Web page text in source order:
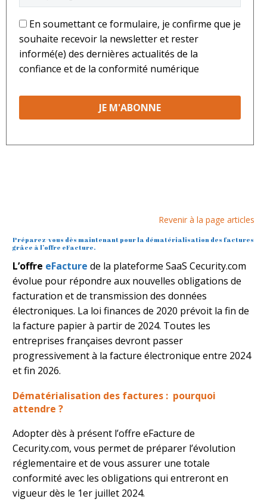
* En soumettant ce formulaire, je confirme que je
souhaite recevoir la newsletter et rester
informé(e) des dernières actualités de la
confiance et de la conformité numérique
Revenir à la page articles
Préparez-vous dès maintenant pour la dématérialisation des factures
grâce à l’offre eFacture.
L’offre eFacture de la plateforme SaaS Cecurity.com
évolue pour répondre aux nouvelles obligations de
facturation et de transmission des données
électroniques. La loi finances de 2020 prévoit la fin de
la facture papier à partir de 2024. Toutes les
entreprises françaises devront passer
progressivement à la facture électronique entre 2024
et fin 2026.
Dématérialisation des factures : pourquoi
attendre ?
Adopter dès à présent l’offre eFacture de
Cecurity.com, vous permet de préparer l’évolution
réglementaire et de vous assurer une totale
conformité avec les obligations qui entreront en
vigueur dès le 1er juillet 2024.